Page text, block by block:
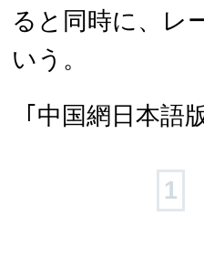
ると同時に、レ
いう。
｢中国網日本語
1